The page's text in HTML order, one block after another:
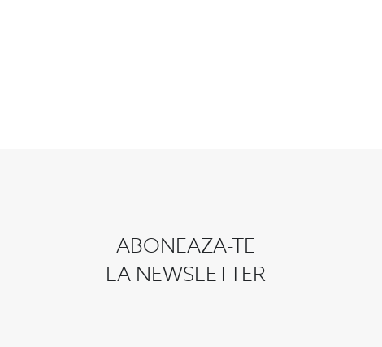
ABONEAZA-TE
LA NEWSLETTER